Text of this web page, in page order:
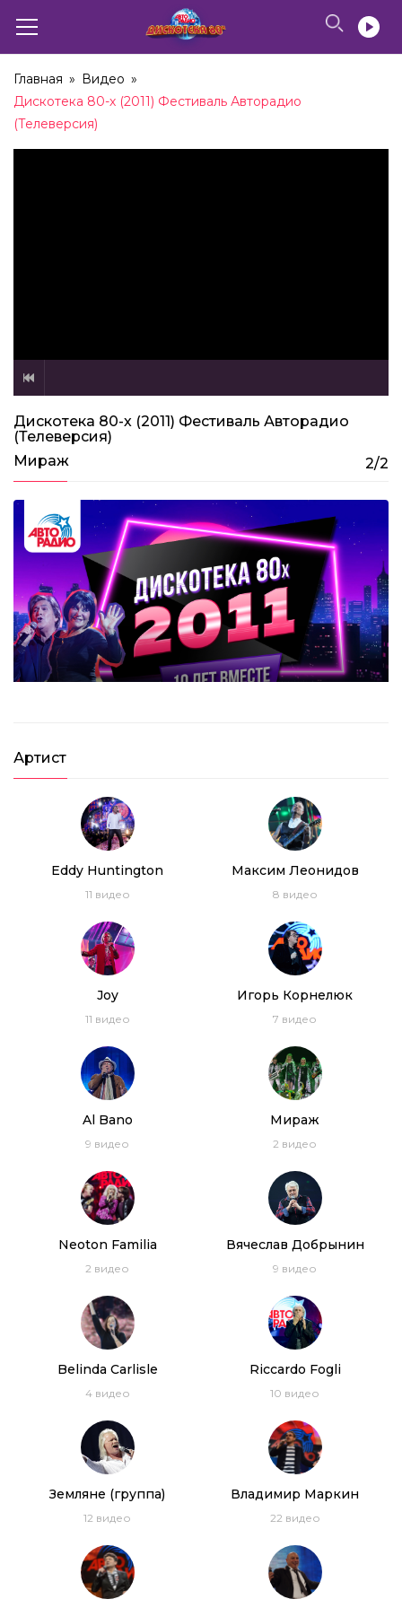
Главная » Видео »
Дискотека 80-х (2011) Фестиваль Авторадио
(Телеверсия)
Дискотека 80-х (2011) Фестиваль Авторадио
(Телеверсия)
Мираж
2/2
Артист
Eddy Huntington
11 видео
Максим Леонидов
8 видео
Joy
11 видео
Игорь Корнелюк
7 видео
Al Bano
9 видео
Мираж
2 видео
Neoton Familia
2 видео
Вячеслав Добрынин
9 видео
Belinda Carlisle
4видео
Riсcardo Fogli
10 видео
Земляне (группа)
12 видео
Владимир Маркин
22 видео